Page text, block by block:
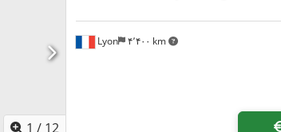
1 / 12
Lyon ۴٬۴۰۰ km